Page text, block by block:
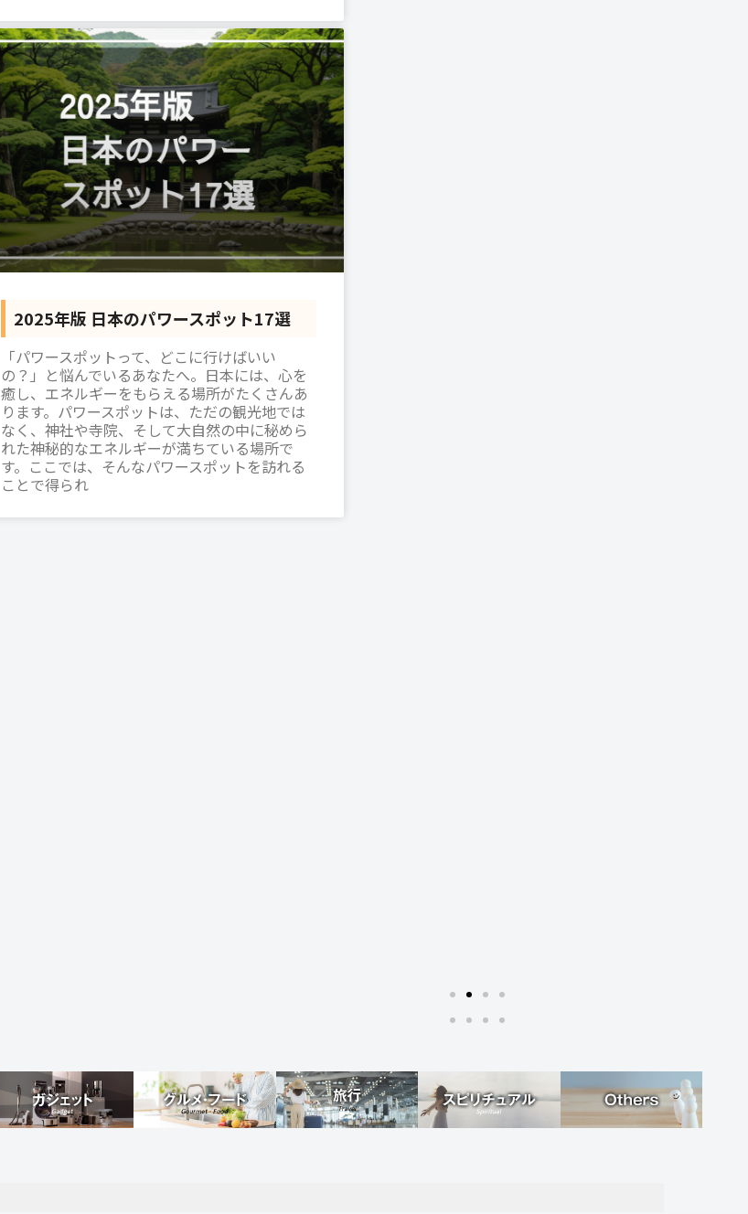
2025年版 日本のパワースポット17選
「パワースポットって、どこに行けばいい
の？」と悩んでいるあなたへ。日本には、心を
癒し、エネルギーをもらえる場所がたくさんあ
ります。パワースポットは、ただの観光地では
なく、神社や寺院、そして大自然の中に秘めら
れた神秘的なエネルギーが満ちている場所で
す。ここでは、そんなパワースポットを訪れる
ことで得られ